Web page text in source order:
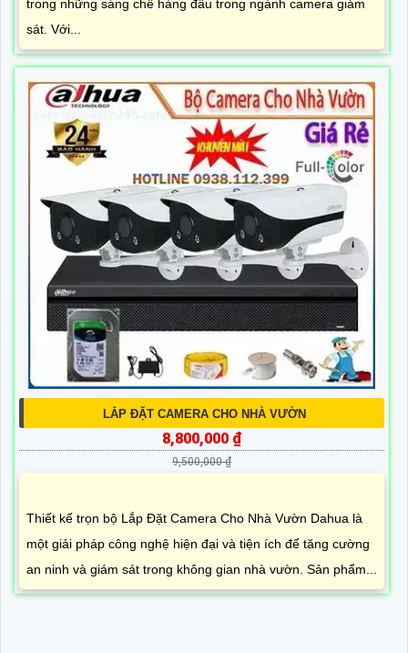
trong những sáng chế hàng đầu trong ngành camera giám
sát. Với...
LẮP ĐẶT CAMERA CHO NHÀ VƯỜN
8,800,000 ₫
9,500,000 ₫
Thiết kế trọn bộ Lắp Đặt Camera Cho Nhà Vườn Dahua là
một giải pháp công nghệ hiện đại và tiện ích để tăng cường
an ninh và giám sát trong không gian nhà vườn. Sản phẩm...